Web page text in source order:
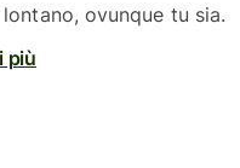
ovunque tu sia.
più